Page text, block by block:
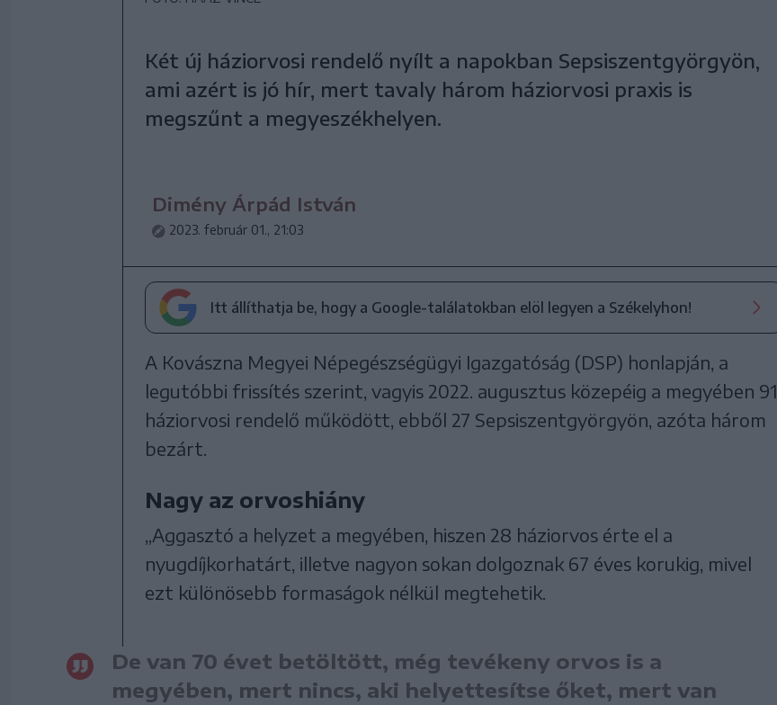
Két új háziorvosi rendelő nyílt a napokban Sepsiszentgyörgyön,
ami azért is jó hír, mert tavaly három háziorvosi praxis is
megszűnt a megyeszékhelyen.
Dimény Árpád István
2023. február 01., 21:03
Itt állíthatja be, hogy a Google-találatokban elöl legyen a Székelyhon!
A Kovászna Megyei Népegészségügyi Igazgatóság (DSP) honlapján, a
legutóbbi frissítés szerint, vagyis 2022. augusztus közepéig a megyében 91
háziorvosi rendelő működött, ebből 27 Sepsiszentgyörgyön, azóta három
bezárt.
Nagy az orvoshiány
„Aggasztó a helyzet a megyében, hiszen 28 háziorvos érte el a
nyugdíjkorhatárt, illetve nagyon sokan dolgoznak 67 éves korukig, mivel
ezt különösebb formaságok nélkül megtehetik.
De van 70 évet betöltött, még tevékeny orvos is a
megyében, mert nincs, aki helyettesítse őket, mert van